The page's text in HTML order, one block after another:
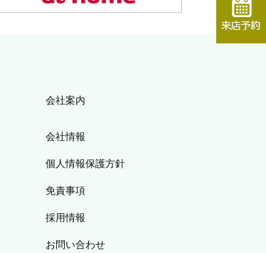
会社案内
会社情報
個人情報保護方針
免責事項
採用情報
お問い合わせ